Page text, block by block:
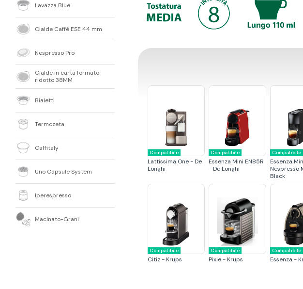
Lavazza Blue
Cialde Caffè ESE 44 mm
Nespresso Pro
Cialde in carta formato
ridotto 38MM
Bialetti
Termozeta
Caffitaly
Uno Capsule System
Iperespresso
Macinato-Grani
Compatibile
Lattissima One - De
Longhi
Compatibile
Essenza Mini EN85R
- De Longhi
Compatibile
Essenza
Nespresso
Black
Compatibile
Citiz - Krups
Compatibile
Pixie - Krups
Compatibile
Essenza -